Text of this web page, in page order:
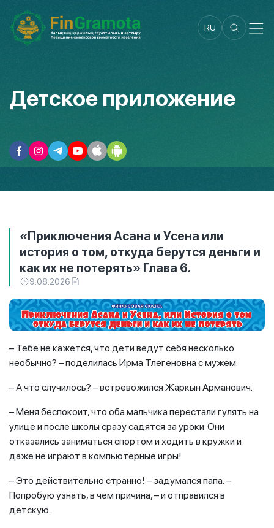
RU
Детское приложение
«Приключения Асана и Усена или
история о том, откуда берутся деньги и
как их не потерять» Глава 6.
9.08.2026
– Тебе не кажется, что дети ведут себя несколько
необычно? – поделилась Ирма Тлегеновна с мужем.
– А что случилось? – встревожился Жаркын Арманович.
– Меня беспокоит, что оба мальчика перестали гулять на
улице и после школы сразу садятся за уроки. Они
отказались заниматься спортом и ходить в кружки и
даже не играют в компьютерные игры!
– Это действительно странно! – задумался папа. –
Попробую узнать, в чем причина, – и отправился в
детскую.